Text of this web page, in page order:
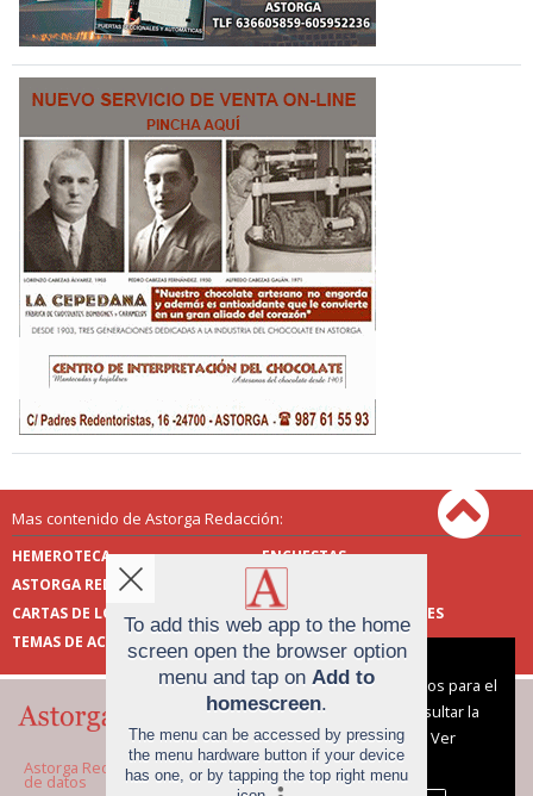
Mas contenido de Astorga Redacción:
HEMEROTECA
ENCUESTAS
ASTORGA REDACCIÓN
PUBLICIDAD
CARTAS DE LOS LECTORES
FOTOS DE LOS LECTORES
TEMAS DE ACTUALIDAD
Astorga Redacción |Términos de uso|Protección
de datos
Aviso sobre el Uso de cookies:
Utilizamos cookies nuestras y de terceros para el
funcionamiento del digital. Puedes consultar la
lista de cookies y como desconectarlas.
Ver
nuestra Política de Privacidad y Cookies
To add this web app to the home
screen open the browser option
menu and tap on Add to
homescreen.
The menu can be accessed by pressing
the menu hardware button if your device
has one, or by tapping the top right menu